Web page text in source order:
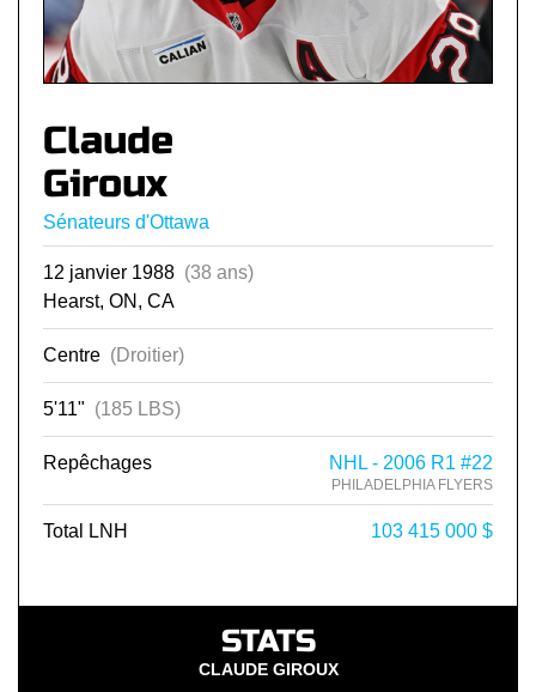
Claude
Giroux
Sénateurs d'Ottawa
12 janvier 1988 (38 ans)
Hearst, ON, CA
Centre (Droitier)
5'11" (185 LBS)
Repêchages NHL - 2006 R1 #22
PHILADELPHIA FLYERS
Total LNH 103 415 000 $
STATS
CLAUDE GIROUX